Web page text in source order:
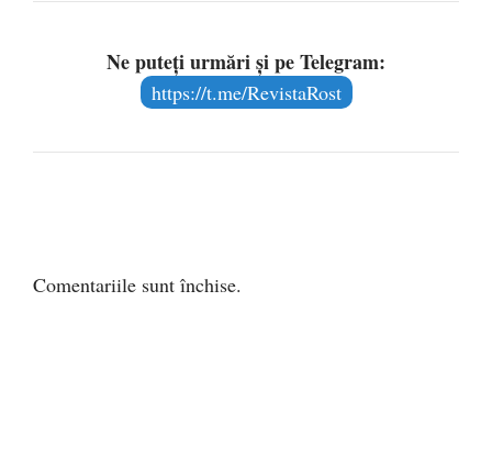
Ne puteți urmări și pe Telegram:
https://t.me/RevistaRost
Comentariile sunt închise.